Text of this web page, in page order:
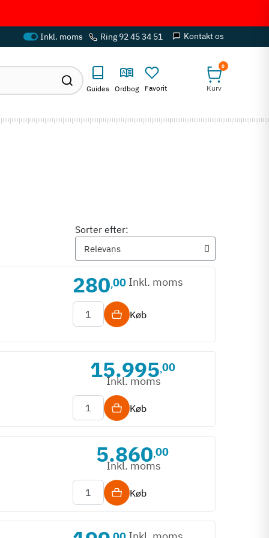
Ring 92 45 34 51 Kontakt os
Guides Ordbog Favorit
0
Kurv
Sorter efter:
280,00 Inkl. moms
Køb
15.995,00
Inkl. moms
Køb
5.860,00
Inkl. moms
Køb